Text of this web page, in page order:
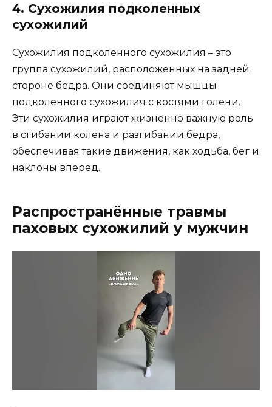
4. Сухожилия подколенных
сухожилий
Сухожилия подколенного сухожилия – это
группа сухожилий, расположенных на задней
стороне бедра. Они соединяют мышцы
подколенного сухожилия с костями голени.
Эти сухожилия играют жизненно важную роль
в сгибании колена и разгибании бедра,
обеспечивая такие движения, как ходьба, бег и
наклоны вперед.
Распространённые травмы
паховых сухожилий у мужчин